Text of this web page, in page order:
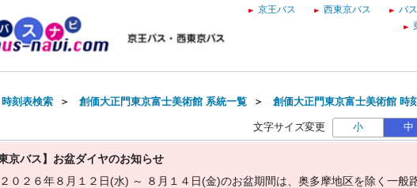
京王バス 西東京バス バ
刻表検索 ＞ 創価大正門東京富士美術館 系統一覧 ＞ 創価大正門東京富士美術館 時
文字サイズ変更 小 中
東京バス】お盆ダイヤのお知らせ
２ ０ ２ ６年８ 月 １ ２ 日(水) ～ ８ 月 １ ４ 日(金)のお盆期間は 奥多摩地区を除 く 一般